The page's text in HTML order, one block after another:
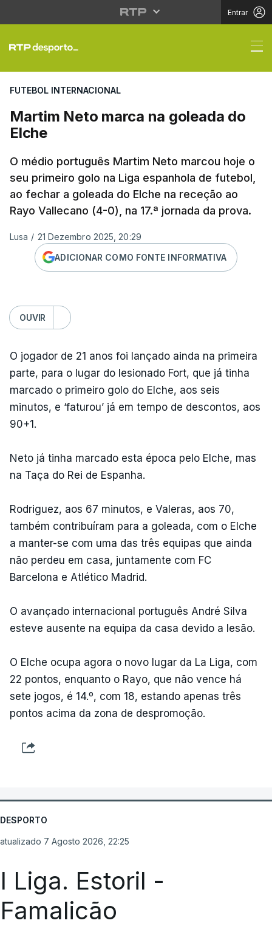
Entrar
Martim Neto marca
FUTEBOL INTERNACIONAL
Martim Neto marca na goleada do
Elche
O médio português Martim Neto marcou hoje o
seu primeiro golo na Liga espanhola de futebol,
ao fechar a goleada do Elche na receção ao
Rayo Vallecano (4-0), na 17.ª jornada da prova.
Lusa / 21 Dezembro 2025, 20:29
ADICIONAR COMO FONTE INFORMATIVA
OUVIR
O jogador de 21 anos foi lançado ainda na primeira
parte, para o lugar do lesionado Fort, que já tinha
marcado o primeiro golo do Elche, aos seis
minutos, e ‘faturou’ já em tempo de descontos, aos
90+1.
Neto já tinha marcado esta época pelo Elche, mas
na Taça do Rei de Espanha.
Rodriguez, aos 67 minutos, e Valeras, aos 70,
também contribuíram para a goleada, com o Elche
a manter-se com uma das três equipas que ainda
não perdeu em casa, juntamente com FC
Barcelona e Atlético Madrid.
O avançado internacional português André Silva
esteve ausente na equipa da casa devido a lesão.
O Elche ocupa agora o novo lugar da La Liga, com
22 pontos, enquanto o Rayo, que não vence há
sete jogos, é 14.º, com 18, estando apenas três
pontos acima da zona de despromoção.
DESPORTO
atualizado 7 Agosto 2026, 22:25
I Liga. Estoril -
Famalicão